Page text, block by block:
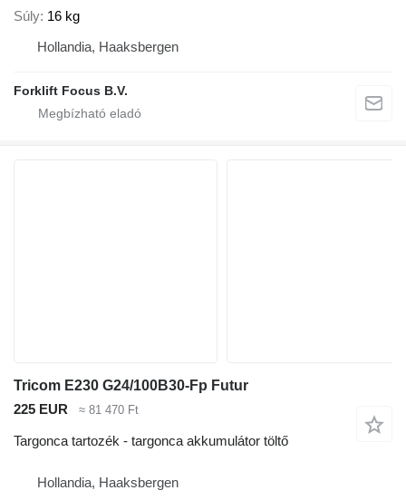
Súly 16 kg
Hollandia, Haaksbergen
Forklift Focus B.V.
Tricom E230 G24/100B30-Fp Futur
225 EUR
≈ 81 470 Ft
Targonca tartozék - targonca akkumulátor töltő
Hollandia, Haaksbergen